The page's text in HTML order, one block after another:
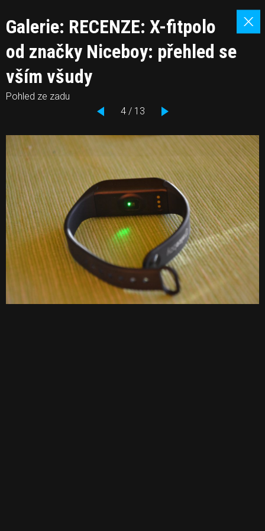
Galerie: RECENZE: X-fitpolo
od značky Niceboy: přehled se
vším všudy
Pohled ze zadu
4 / 13